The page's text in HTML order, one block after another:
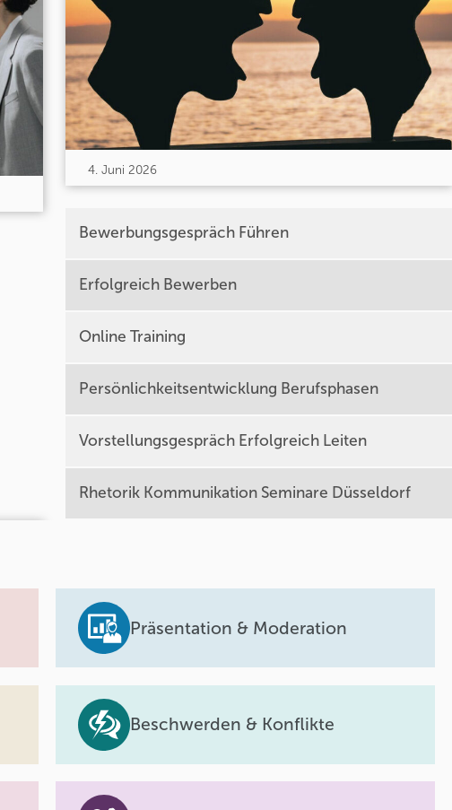
4. Juni 2026
Bewerbungsgespräch Führen
Erfolgreich Bewerben
Online Training
Persönlichkeitsentwicklung Berufsphasen
Vorstellungsgespräch Erfolgreich Leiten
Rhetorik Kommunikation Seminare Düsseldorf
Präsentation & Moderation
Beschwerden & Konflikte